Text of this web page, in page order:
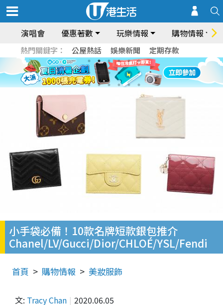
演唱會 優惠著數 玩樂情報 購物情報
熱門關鍵字： 公屋熱話 娛樂新聞 定期存款
小手袋必備！10款名牌短款銀包推介
Chanel/LV/Gucci/Dior/CHLOÉ/YSL/Fendi
首頁 購物情報 美妝服飾
文: Tracy Chan 2020.06.05